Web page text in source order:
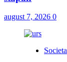
august 7, 2026 0